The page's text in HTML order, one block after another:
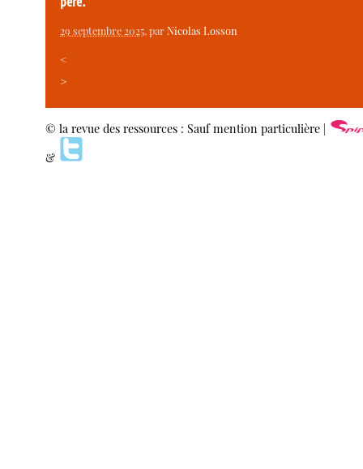
29 septembre 2025, parNicolas Losson
<
>
© la revue des ressources : Sauf mention particulière |
&